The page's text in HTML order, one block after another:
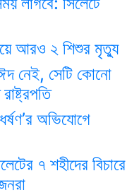
আরও ২ শিশুর মৃত্যু
নেই, সেটি কোনো
অভিযোগে
৭ শহীদের বিচারে